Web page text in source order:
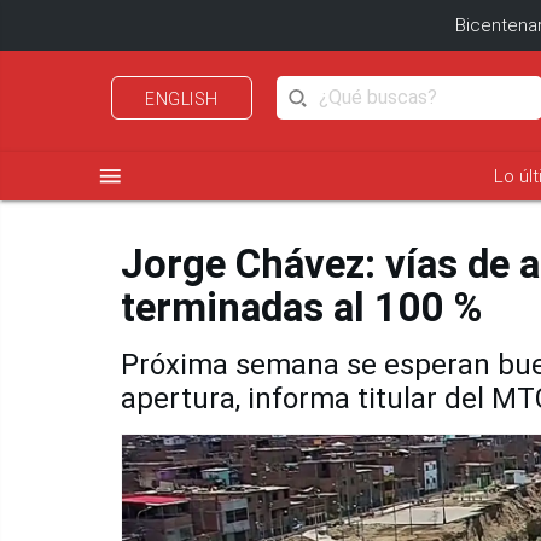
ENGLISH
menu Lo
Jorge Chávez: vías de
terminadas al 100 %
Próxima semana se esperan
apertura, informa titular del